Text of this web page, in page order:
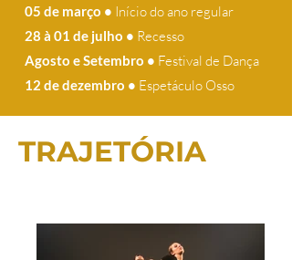
05 de março • Início do ano regular
28 à 01 de julho • Recesso
Agosto e Setembro • Festival de Dança
12 de dezembro • Espetáculo ​Osso
TRAJETÓRIA